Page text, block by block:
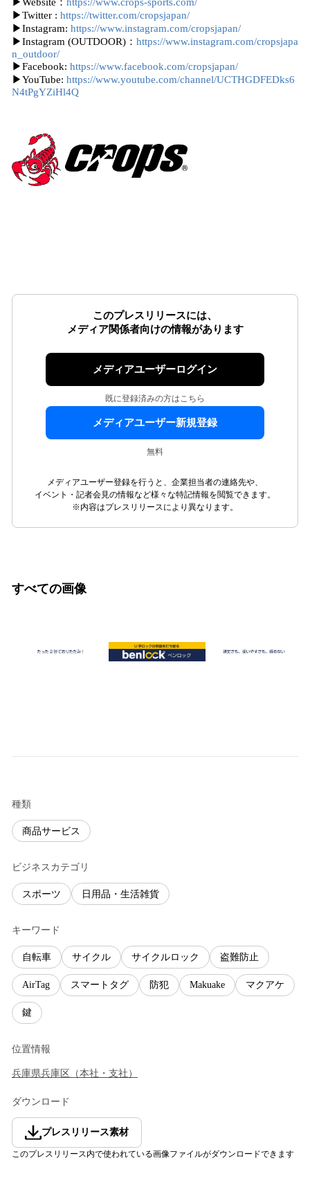
▶︎Twitter : https://twitter.com/cropsjapan/
▶︎Instagram: https://www.instagram.com/cropsjapan/
▶︎Instagram (OUTDOOR)： https://www.instagram.com/cropsjapa
n_outdoor/
▶︎Facebook: https://www.facebook.com/cropsjapan/
▶︎YouTube: https://www.youtube.com/channel/UCTHGDFEDks6
N4tPgYZiHl4Q
このプレスリリースには、
メディア関係者向けの情報があります
メディアユーザーログイン
既に登録済みの方はこちら
メディアユーザー新規登録
無料
メディアユーザー登録を行うと、企業担当者の連絡先や、
イベント・記者会見の情報など様々な特記情報を閲覧できます。
※内容はプレスリリースにより異なります。
すべての画像
種類
商品サービス
ビジネスカテゴリ
スポーツ 日用品・生活雑貨
キーワード
自転車 サイクル サイクルロック 盗難防止
AirTag スマートタグ 防犯 Makuake マクアケ
鍵
位置情報
兵庫県兵庫区 （本社・支社 ）
ダウンロード
プレスリリース素材
このプレスリリース内で使われている画像ファイルがダウンロードできます